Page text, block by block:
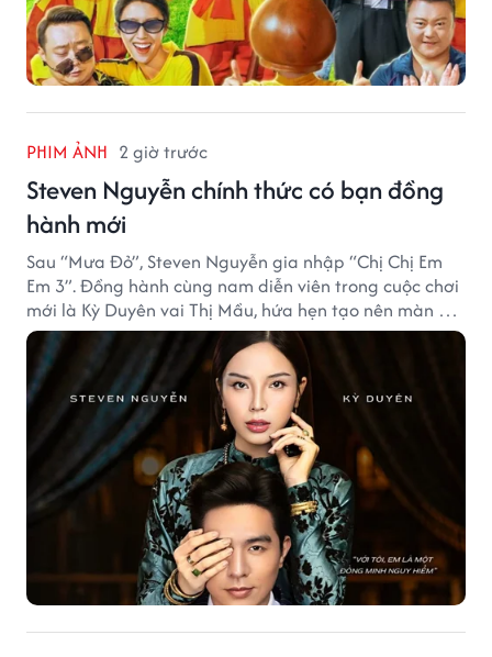
PHIM ẢNH 2 giờ trước
Steven Nguyễn chính thức có bạn đồng
hành mới
Sau “Mưa Đỏ”, Steven Nguyễn gia nhập “Chị Chị Em
Em 3”. Đồng hành cùng nam diễn viên trong cuộc chơi
mới là Kỳ Duyên vai Thị Mầu, hứa hẹn tạo nên màn kết
hợp nhiều bất ngờ.